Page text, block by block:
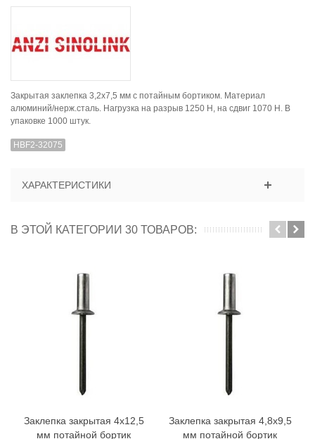
Закрытая заклепка 3,2x7,5 мм с потайным бортиком. Материал
алюминий/нерж.сталь. Нагрузка на разрыв 1250 H, на сдвиг 1070 Н. В
упаковке 1000 штук.
HBF2-32075
ХАРАКТЕРИСТИКИ
В ЭТОЙ КАТЕГОРИИ 30 ТОВАРОВ:
Заклепка закрытая 4x12,5
мм потайной бортик
Заклепка закрытая 4,8x9,5
мм потайной бортик